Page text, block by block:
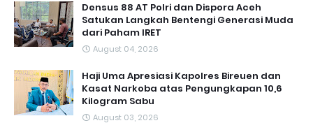
Densus 88 AT Polri dan Dispora Aceh
Satukan Langkah Bentengi Generasi Muda
dari Paham IRET
August 04, 2026
Haji Uma Apresiasi Kapolres Bireuen dan
Kasat Narkoba atas Pengungkapan 10,6
Kilogram Sabu
August 03, 2026